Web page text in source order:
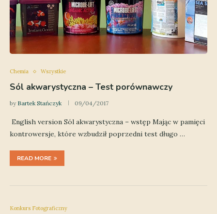
Chemia Wszystkie
Sól akwarystyczna – Test porównawczy
by Bartek Stańczyk 09/04/2017
English version Sól akwarystyczna – wstęp Mając w pamięci
kontrowersje, które wzbudził poprzedni test długo …
READ MORE
Konkurs Fotograficzny